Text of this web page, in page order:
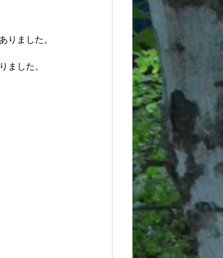
りました。
ました。